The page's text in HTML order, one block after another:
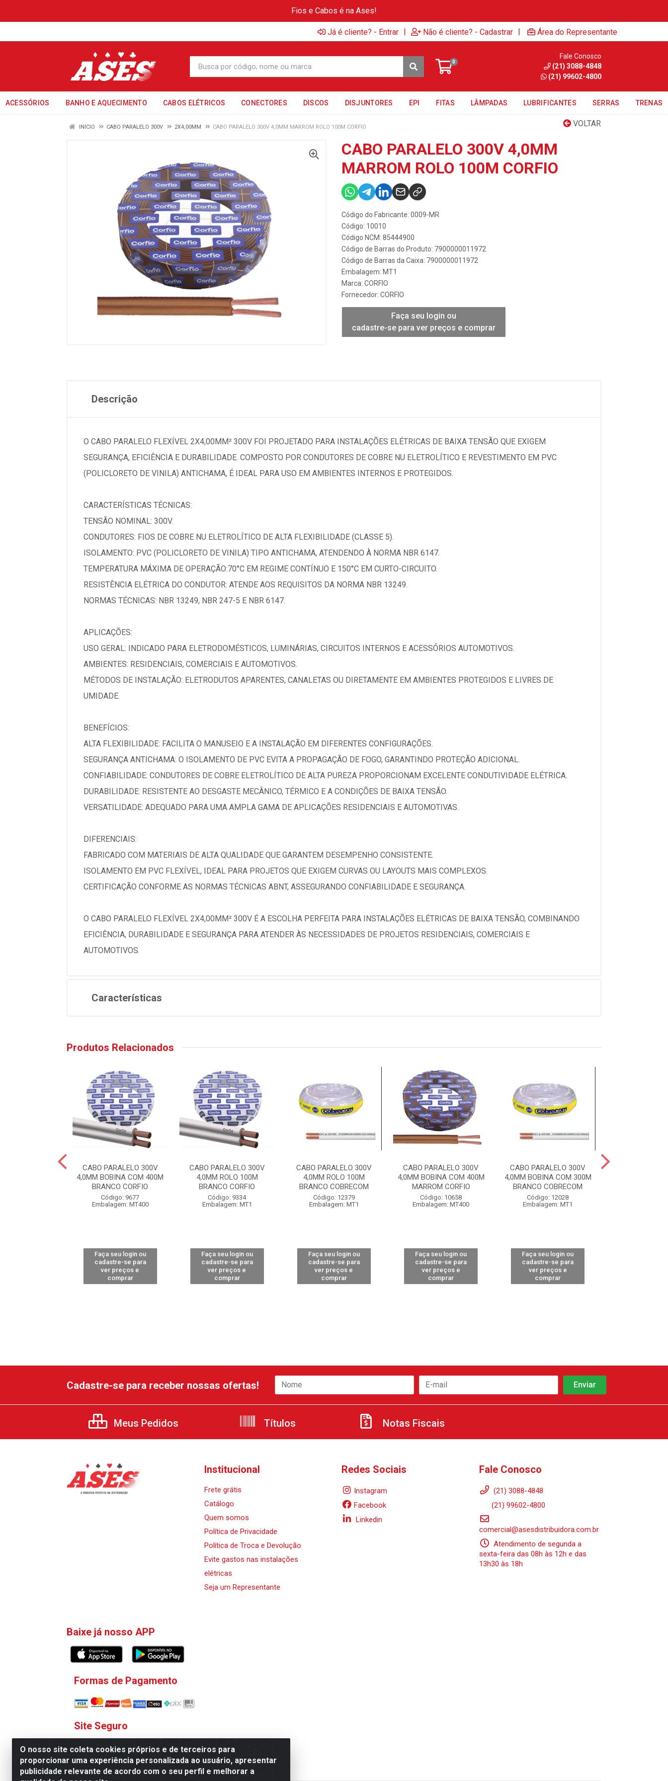
Fios e Cabos é na Ases!
Já é cliente? - Entrar | Não é cliente? - Cadastrar | Área do Representante
0
Fale Conosco
(21) 3088-4848
(21) 99602-4800
ACESSÓRIOS BANHO E AQUECIMENTO CABOS ELÉTRICOS CONECTORES DISCOS DISJUNTORES EPI FITAS LÂMPADAS LUBRIFICANTES SERRAS TRENAS
VOLTAR
INÍCIO CABO PARALELO 300V 2X4,00MM CABO PARALELO 300V 4,0MM MARROM ROLO 100M CORFIO
CABO PARALELO 300V 4,0MM
MARROM ROLO 100M CORFIO
Código do Fabricante: 0009-MR
Código: 10010
Código NCM: 85444900
Código de Barras do Produto: 7900000011972
Código de Barras da Caixa: 7900000011972
Embalagem: MT1
Marca: CORFIO
Fornecedor: CORFIO
Faça seu login ou
cadastre-se para ver preços e comprar
Descrição
O CABO PARALELO FLEXÍVEL 2X4,00MM² 300V FOI PROJETADO PARA INSTALAÇÕES ELÉTRICAS DE BAIXA TENSÃO QUE EXIGEM
SEGURANÇA, EFICIÊNCIA E DURABILIDADE. COMPOSTO POR CONDUTORES DE COBRE NU ELETROLÍTICO E REVESTIMENTO EM PVC
(POLICLORETO DE VINILA) ANTICHAMA, É IDEAL PARA USO EM AMBIENTES INTERNOS E PROTEGIDOS.
CARACTERÍSTICAS TÉCNICAS:
TENSÃO NOMINAL: 300V.
CONDUTORES: FIOS DE COBRE NU ELETROLÍTICO DE ALTA FLEXIBILIDADE (CLASSE 5).
ISOLAMENTO: PVC (POLICLORETO DE VINILA) TIPO ANTICHAMA, ATENDENDO À NORMA NBR 6147.
TEMPERATURA MÁXIMA DE OPERAÇÃO:70°C EM REGIME CONTÍNUO E 150°C EM CURTO-CIRCUITO.
RESISTÊNCIA ELÉTRICA DO CONDUTOR: ATENDE AOS REQUISITOS DA NORMA NBR 13249.
NORMAS TÉCNICAS: NBR 13249, NBR 247-5 E NBR 6147.
APLICAÇÕES:
USO GERAL: INDICADO PARA ELETRODOMÉSTICOS, LUMINÁRIAS, CIRCUITOS INTERNOS E ACESSÓRIOS AUTOMOTIVOS.
AMBIENTES: RESIDENCIAIS, COMERCIAIS E AUTOMOTIVOS.
MÉTODOS DE INSTALAÇÃO: ELETRODUTOS APARENTES, CANALETAS OU DIRETAMENTE EM AMBIENTES PROTEGIDOS E LIVRES DE
UMIDADE.
BENEFÍCIOS:
ALTA FLEXIBILIDADE: FACILITA O MANUSEIO E A INSTALAÇÃO EM DIFERENTES CONFIGURAÇÕES.
SEGURANÇA ANTICHAMA: O ISOLAMENTO DE PVC EVITA A PROPAGAÇÃO DE FOGO, GARANTINDO PROTEÇÃO ADICIONAL.
CONFIABILIDADE: CONDUTORES DE COBRE ELETROLÍTICO DE ALTA PUREZA PROPORCIONAM EXCELENTE CONDUTIVIDADE ELÉTRICA.
DURABILIDADE: RESISTENTE AO DESGASTE MECÂNICO, TÉRMICO E A CONDIÇÕES DE BAIXA TENSÃO.
VERSATILIDADE: ADEQUADO PARA UMA AMPLA GAMA DE APLICAÇÕES RESIDENCIAIS E AUTOMOTIVAS.
DIFERENCIAIS:
FABRICADO COM MATERIAIS DE ALTA QUALIDADE QUE GARANTEM DESEMPENHO CONSISTENTE.
ISOLAMENTO EM PVC FLEXÍVEL, IDEAL PARA PROJETOS QUE EXIGEM CURVAS OU LAYOUTS MAIS COMPLEXOS.
CERTIFICAÇÃO CONFORME AS NORMAS TÉCNICAS ABNT, ASSEGURANDO CONFIABILIDADE E SEGURANÇA.
O CABO PARALELO FLEXÍVEL 2X4,00MM² 300V É A ESCOLHA PERFEITA PARA INSTALAÇÕES ELÉTRICAS DE BAIXA TENSÃO, COMBINANDO
EFICIÊNCIA, DURABILIDADE E SEGURANÇA PARA ATENDER ÀS NECESSIDADES DE PROJETOS RESIDENCIAIS, COMERCIAIS E
AUTOMOTIVOS.
Características
Produtos Relacionados
CABO PARALELO 300V
4,0MM BOBINA COM 400M
BRANCO CORFIO
Código: 9677
Embalagem: MT400
Faça seu login ou
cadastre-se para
ver preços e
comprar
CABO PARALELO 300V
4,0MM ROLO 100M
BRANCO CORFIO
Código: 9334
Embalagem: MT1
Faça seu login ou
cadastre-se para
ver preços e
comprar
CABO PARALELO 300V
4,0MM ROLO 100M
BRANCO COBRECOM
Código: 12379
Embalagem: MT1
Faça seu login ou
cadastre-se para
ver preços e
comprar
CABO PARALELO 300V
4,0MM BOBINA COM 400M
MARROM CORFIO
Código: 10658
Embalagem: MT400
Faça seu login ou
cadastre-se para
ver preços e
comprar
CABO PARALELO 300V
4,0MM BOBINA COM 300M
BRANCO COBRECOM
Código: 12028
Embalagem: MT1
Faça seu login ou
cadastre-se para
ver preços e
comprar
O nosso site coleta cookies próprios e de terceiros para
proporcionar uma experiência personalizada ao usuário, apresentar
publicidade relevante de acordo com o seu perfil e melhorar a
Cadastre-se para receber nossas ofertas!
Meus Pedidos Títulos Notas Fiscais
Institucional
Frete grátis
Catálogo
Quem somos
Política de Privacidade
Política de Troca e Devolução
Evite gastos nas instalações
elétricas
Seja um Representante
Redes Sociais
Instagram
Facebook
Linkedin
Fale Conosco
(21) 3088-4848
(21) 99602-4800
comercial@asesdistribuidora.com.br
Atendimento de segunda a
sexta-feira das 08h às 12h e das
13h30 às 18h
Baixe já nosso APP
Formas de Pagamento
Site Seguro